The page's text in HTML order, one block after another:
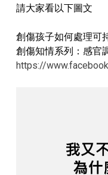
請大家看以下圖文
創傷孩子如何處理可
創傷知情系列：感官
https://